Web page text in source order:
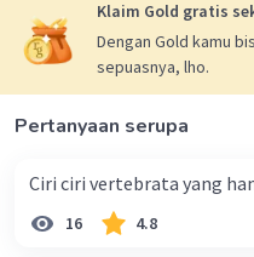
Klaim Gold gratis
Dengan Gold kamu
sepuasnya, lho.
Pertanyaan serupa
Ciri ciri vertebrata yang
16 4.8